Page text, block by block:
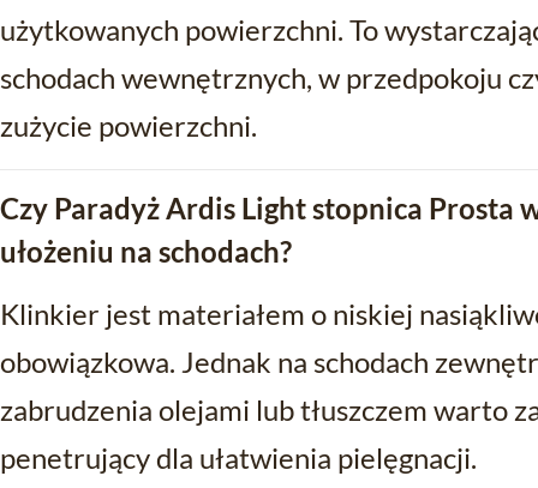
użytkowanych powierzchni. To
schodach wewnętrznych, w przedpokoju
zużycie powierzchni.
Czy Paradyż Ardis Light stopnica Prosta
ułożeniu na schodach?
Klinkier jest materiałem o niskiej
obowiązkowa. Jednak na schodach
zabrudzenia olejami lub tłuszczem warto
penetrujący dla ułatwienia pielęgnacji.